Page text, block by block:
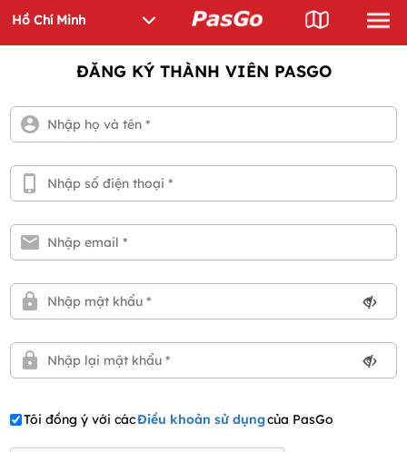
ĐĂNG KÝ THÀNH VIÊN PASGO
Tôi đồng ý với cácĐiều khoản sử dụngcủa PasGo